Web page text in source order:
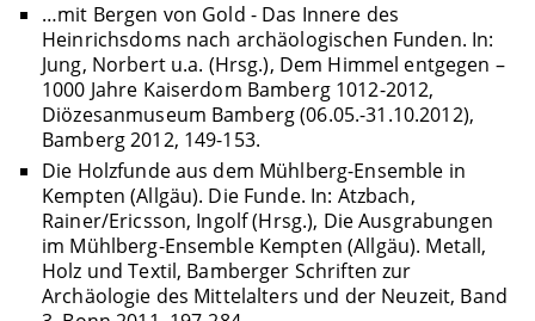
…mit Bergen von Gold - Das Innere des
Heinrichsdoms nach archäologischen Funden. In:
Jung, Norbert u.a. (Hrsg.), Dem Himmel entgegen –
1000 Jahre Kaiserdom Bamberg 1012-2012,
Diözesanmuseum Bamberg (06.05.-31.10.2012),
Bamberg 2012, 149-153.
Die Holzfunde aus dem Mühlberg-Ensemble in
Kempten (Allgäu). Die Funde. In: Atzbach,
Rainer/Ericsson, Ingolf (Hrsg.), Die Ausgrabungen
im Mühlberg-Ensemble Kempten (Allgäu). Metall,
Holz und Textil, Bamberger Schriften zur
Archäologie des Mittelalters und der Neuzeit, Band